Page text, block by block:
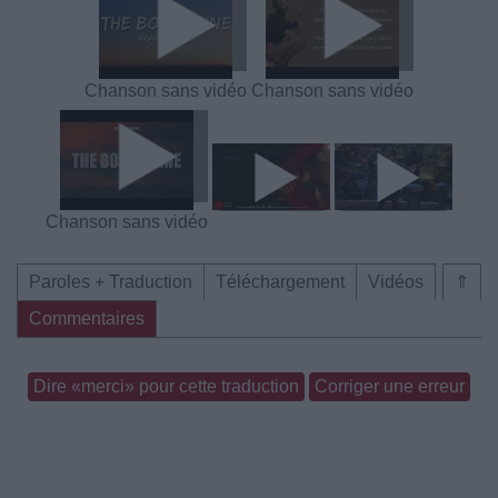
Chanson sans vidéo Chanson sans vidéo
Chanson sans vidéo
⇑
Paroles + Traduction Téléchargement
Vidéos
Commentaires
Dire «merci» pour cette traduction Corriger une erreur